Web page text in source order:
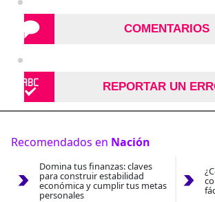
COMENTARIOS
REPORTAR UN
Recomendados en Nación
Domina tus finanzas: claves
para construir estabilidad
económica y cumplir tus metas
personales